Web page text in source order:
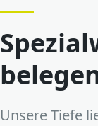
Unsere Tiefe